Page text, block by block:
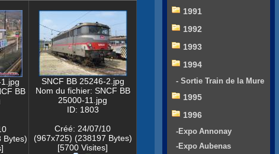
BB
Bytes)
SNCF BB 25246-2.jpg
Nom du fichier: SNCF BB
25000-11.jpg
ID: 1803
Créé: 24/07/10
(967x725) (238197 Bytes)
[5700 Visites]
1991
1992
1993
1994
- Sortie Train de la Mure
1995
1996
-Expo Annonay
-Expo Aubenas